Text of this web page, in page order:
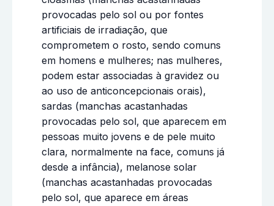
provocadas pelo sol ou por fontes
artificiais de irradiação, que
comprometem o rosto, sendo comuns
em homens e mulheres; nas mulheres,
podem estar associadas à gravidez ou
ao uso de anticoncepcionais orais),
sardas (manchas acastanhadas
provocadas pelo sol, que aparecem em
pessoas muito jovens e de pele muito
clara, normalmente na face, comuns já
desde a infância), melanose solar
(manchas acastanhadas provocadas
pelo sol, que aparece em áreas